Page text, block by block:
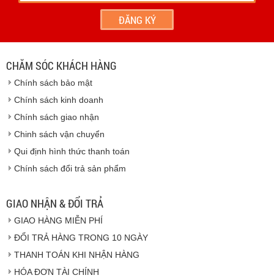
- Hoặc chúng tôi sẽcử nhân viên giao hàng
địa chỉ khách hàng cung cấp.
Vinhempich
CAM KẾT CHẤT LƯỢNG
Hàng hóa được giao cho quý khách là hàng mới
100% nguyên đai nguyên kiện.
CHĂM SÓC KHÁCH HÀNG
Chính sách bảo mật
Chính sách kinh doanh
Chính sách giao nhận
Chinh sách vận chuyển
Qui định hình thức thanh toán
Chính sách đổi trả sản phẩm
GIAO NHẬN & ĐỔI TRẢ
GIAO HÀNG MIỄN PHÍ
ĐỔI TRẢ HÀNG TRONG 10 NGÀY
THANH TOÁN KHI NHẬN HÀNG
HÓA ĐƠN TÀI CHÍNH